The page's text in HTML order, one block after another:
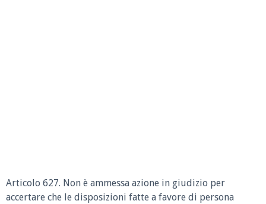
Articolo 627. Non è ammessa azione in giudizio per
accertare che le disposizioni fatte a favore di persona